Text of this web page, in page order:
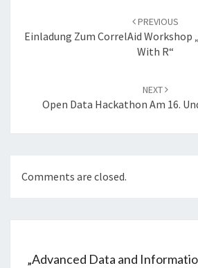
PREVIOUS
Einladung Zum CorrelAid Workshop
With R“
NEXT
Open Data Hackathon Am 16.
Comments are closed.
„Advanced Data and